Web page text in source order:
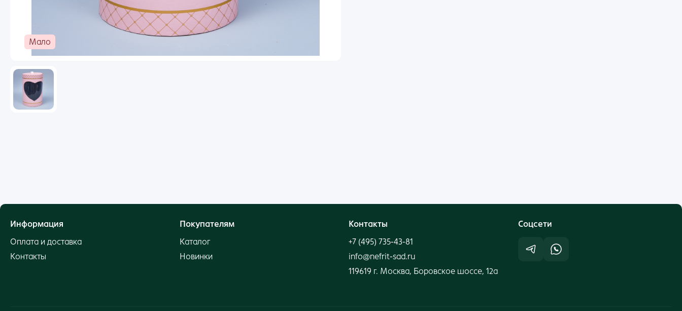
Выгодное предложение
Мало
Информация
Оплата и доставка
Контакты
Покупателям
Каталог
Новинки
Контакты
+7 (495) 735-43-81
info@nefrit-sad.ru
119619 г. Москва, Боровское шоссе, 12а
Cоцсети
Пароль